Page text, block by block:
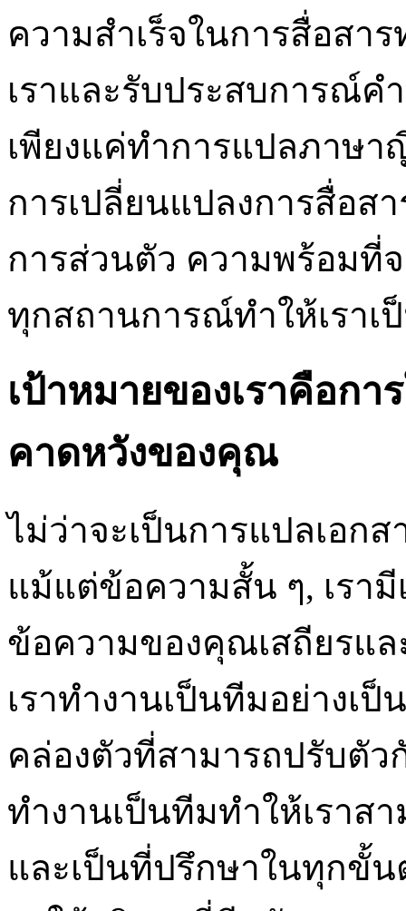
ความสำเร็จในการสื่อสา
เราและรับประสบการณ์ค
เพียงแค่ทำการแปลภาษ
การเปลี่ยนแปลงการสื่อส
การส่วนตัว ความพร้อมที่
ทุกสถานการณ์ทำให้เรา
เป้าหมายของเราคือก
คาดหวังของคุณ
ไม่ว่าจะเป็นการแปลเอก
แม้แต่ข้อความสั้น ๆ, เรา
ข้อความของคุณเสถียรแ
เราทำงานเป็นทีมอย่างเ
คล่องตัวที่สามารถปรับตั
ทำงานเป็นทีมทำให้เราส
และเป็นที่ปรึกษาในทุกขั้น